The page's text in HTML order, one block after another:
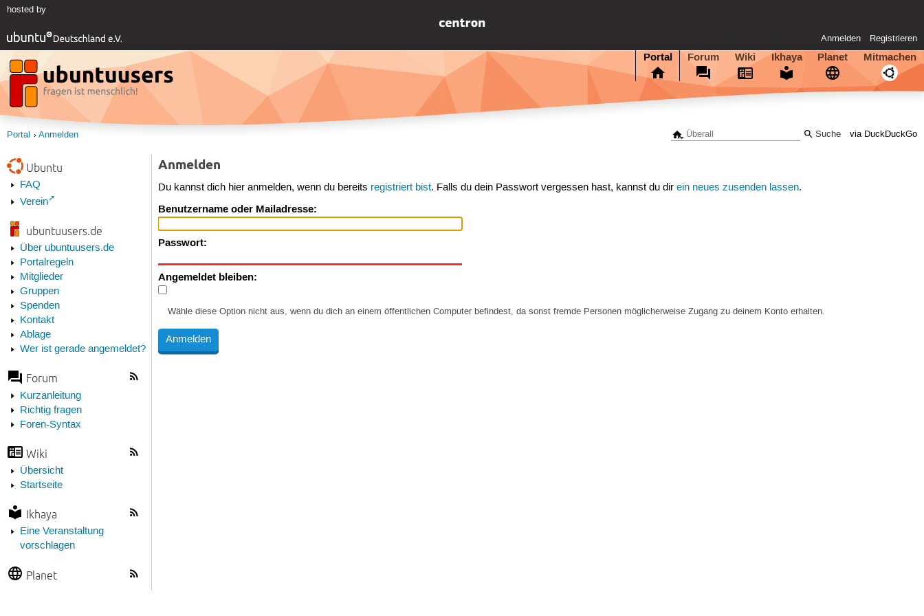
hosted by
Anmelden Registrieren
Portal Forum Wiki Ikhaya Planet Mitmachen
via DuckDuckGo
Portal Anmelden
Ubuntu
FAQ
Verein
ubuntuusers.de
Über ubuntuusers.de
Portalregeln
Mitglieder
Gruppen
Spenden
Kontakt
Ablage
Wer ist gerade angemeldet?
Forum
Kurzanleitung
Richtig fragen
Foren-Syntax
Wiki
Übersicht
Startseite
Ikhaya
Eine Veranstaltung
vorschlagen
Planet
Anmelden
Du kannst dich hier anmelden, wenn du bereits registriert bist. Falls du dein Passwort vergessen hast, kannst du direin neues zusenden lassen.
Benutzername oder Mailadresse:
Passwort:
Angemeldet bleiben:
Wähle diese Option nicht aus, wenn du dich an einem öffentlichen Computer befindest, da sonst fremde Personen möglicherweise Zugang zu deinem Konto erhalten.